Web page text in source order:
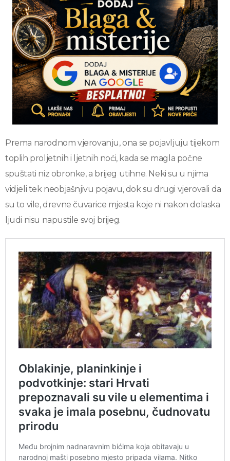
Prema narodnom vjerovanju, ona se pojavljuju tijekom
toplih proljetnih i ljetnih noći, kada se magla počne
spuštati niz obronke, a brijeg utihne. Neki su u njima
vidjeli tek neobjašnjivu pojavu, dok su drugi vjerovali da
su to vile, drevne čuvarice mjesta koje ni nakon dolaska
ljudi nisu napustile svoj brijeg.